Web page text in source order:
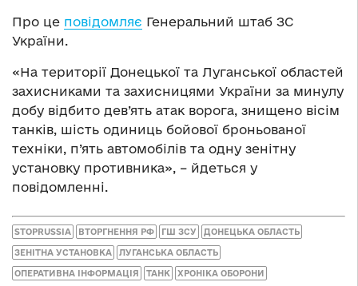
Про це повідомляє Генеральний штаб ЗС
України.
«На території Донецької та Луганської областей
захисниками та захисницями України за минулу
добу відбито дев’ять атак ворога, знищено вісім
танків, шість одиниць бойової броньованої
техніки, п’ять автомобілів та одну зенітну
установку противника», – йдеться у
повідомленні.
STOPRUSSIA ВТОРГНЕННЯ РФ ГШ ЗСУ ДОНЕЦЬКА ОБЛАСТЬ
ЗЕНІТНА УСТАНОВКА ЛУГАНСЬКА ОБЛАСТЬ
ОПЕРАТИВНА ІНФОРМАЦІЯ ТАНК ХРОНІКА ОБОРОНИ